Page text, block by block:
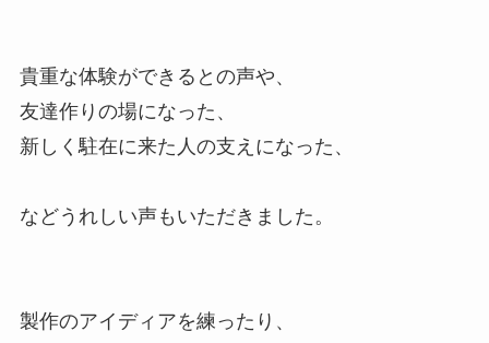
貴重な体験ができるとの声や、
友達作りの場になった、
新しく駐在に来た人の支えになった、
などうれしい声もいただきました。
製作のアイディアを練ったり、